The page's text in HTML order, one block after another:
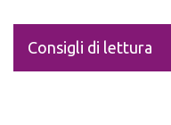
Consigli di lettura